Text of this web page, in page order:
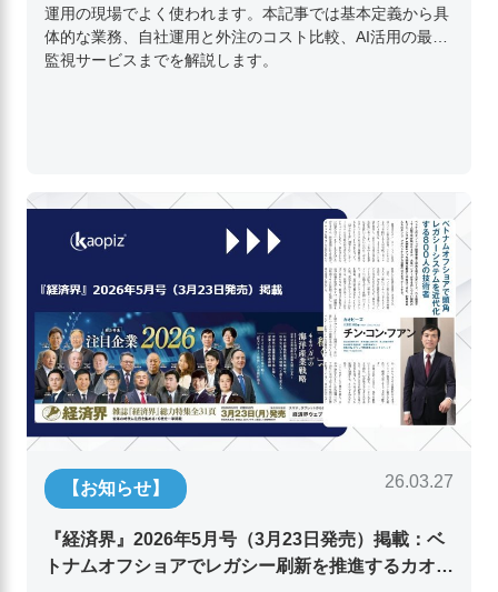
運用の現場でよく使われます。本記事では基本定義から具
体的な業務、自社運用と外注のコスト比較、AI活用の最新
監視サービスまでを解説します。
【お知らせ】 26.03.27
『経済界』2026年5月号（3月23日発売）掲載：ベ
トナムオフショアでレガシー刷新を推進するカオピ